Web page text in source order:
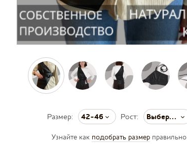
Узнайте как подобрать размер правильно
Размер: 42-46 Рост: Выберите значение